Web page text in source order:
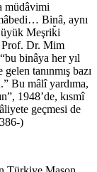
müdâvimi
Binâ, aynı
Meşrik̆i
Prof. Dr. Mim
binâya her yıl
tanınmış bazı
Bu mâlî yardıma,
1948’de, kısmî
geçmesi de
)